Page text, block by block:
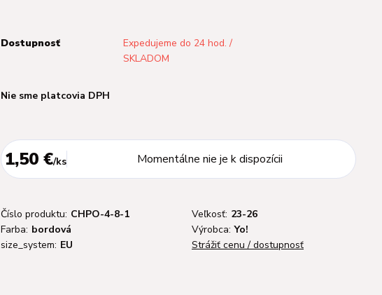
Dostupnosť
Expedujeme do 24 hod. /
SKLADOM
Nie sme platcovia DPH
1,50 €/ks Momentálne nie je k dispozícii
Číslo produktu: CHPO-4-8-1 Veľkosť: 23-26
Farba: bordová Výrobca: Yo!
size_system: EU Strážiť cenu / dostupnosť